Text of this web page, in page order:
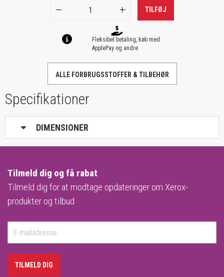
TILFØJ
Fleksibel betaling, køb med
ApplePay og andre
ALLE FORBRUGSSTOFFER & TILBEHØR
Specifikationer
DIMENSIONER
Tilmeld dig og få rabat
Tilmeld dig for at modtage opdateringer om Xerox-
produkter og tilbud
TILMELD DIG